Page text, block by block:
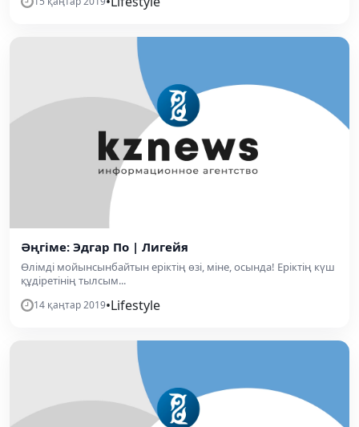
Әңгіме: Эдгар По | Лигейя
Өлімді мойынсынбайтын еріктің өзі, міне, осында! Еріктің күш
құдіретінің тылсым...
14 қаңтар 2019•Lifestyle